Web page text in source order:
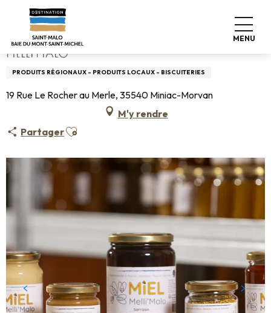
contenu
principal
MENU
Accueil Melli'Malo
MELLI'MALO
PRODUITS RÉGIONAUX - PRODUITS LOCAUX - BISCUITERIES
19 Rue Le Rocher au Merle, 35540 Miniac-Morvan
M'y rendre
PartagerAjouter aux favoris